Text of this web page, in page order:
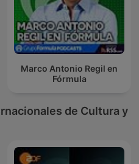
Marco Antonio Regil en
Fórmula
de Cultura y